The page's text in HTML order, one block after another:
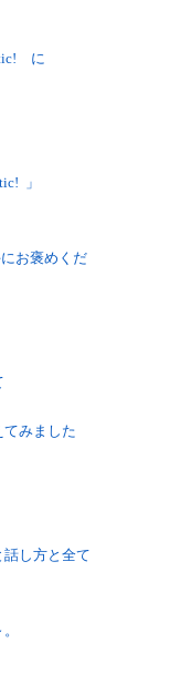
に
」
お褒めくだ
てみました
し方と全て